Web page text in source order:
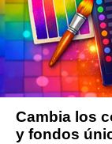
Cambia los
y fondos